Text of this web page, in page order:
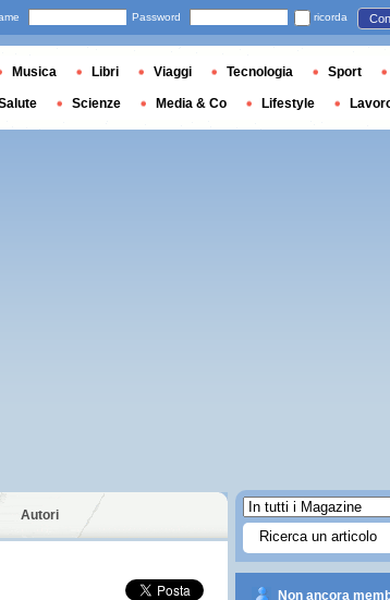
Autori
Non ancora
Password ricorda
Musica Libri Viaggi Tecnologia Sport
Scienze Media & Co Lifestyle